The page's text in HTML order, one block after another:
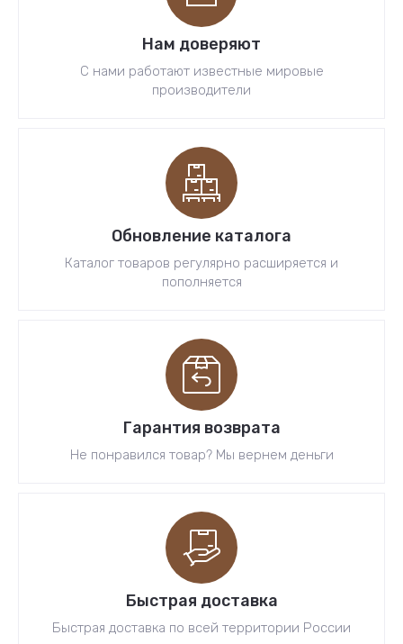
Нам доверяют
С нами работают известные мировые
производители
Обновление каталога
Каталог товаров регулярно расширяется и
пополняется
Гарантия возврата
Не понравился товар? Мы вернем деньги
Быстрая доставка
Быстрая доставка по всей территории России